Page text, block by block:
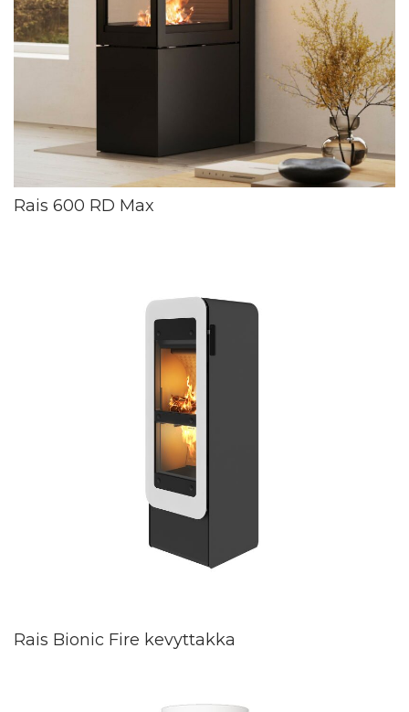
Rais 600 RD Max
Rais Bionic Fire kevyttakka